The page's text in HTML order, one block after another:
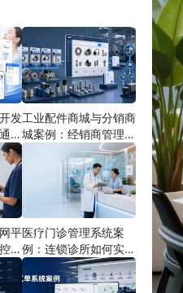
发
多
工业配件商城与分销商
城案例：经销商管理系
统如何分期建设
平
运
医疗门诊管理系统案
例：连锁诊所如何实现
多门店协同运营